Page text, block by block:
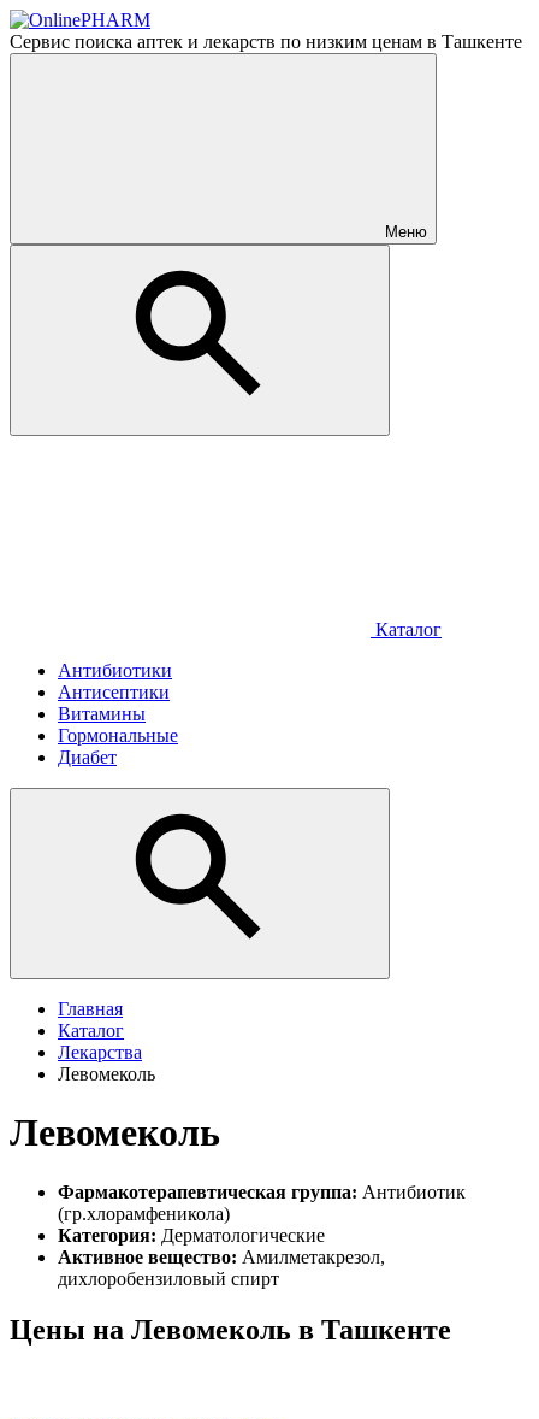
Сервис поиска аптек и лекарств по низким ценам в Ташкенте
Меню
Каталог
Антибиотики
Антисептики
Витамины
Гормональные
Диабет
Главная
Каталог
Лекарства
Левомеколь
Левомеколь
Фармакотерапевтическая группа: Антибиотик
(гр.хлорамфеникола)
Категория: Дерматологические
Активное вещество: Амилметакрезол,
дихлоробензиловый спирт
Цены на Левомеколь в Ташкенте